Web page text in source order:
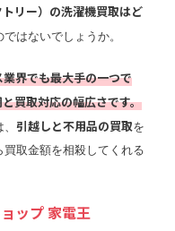
トリー）の洗濯機買取はど
はないでしょうか。
界でも最大手の一つで
買取対応の幅広さです。
引越しと不用品の買取を
取金額を相殺してくれる
ップ 家電王